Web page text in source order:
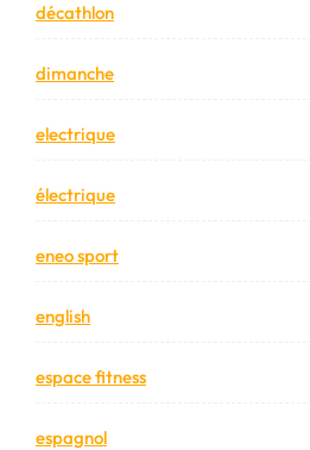
décathlon
dimanche
electrique
électrique
eneo sport
english
espace fitness
espagnol